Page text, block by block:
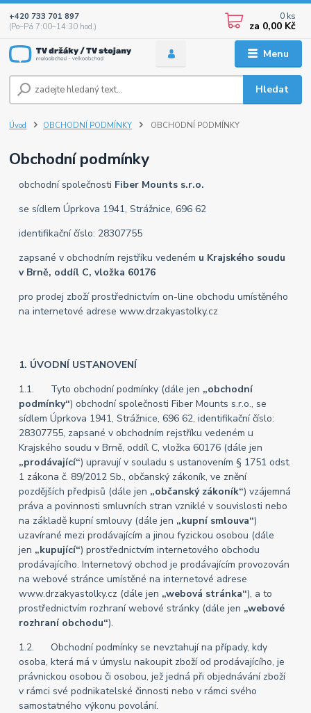
Menu
Hledat
+420 733 701 897
(Po–Pá 7:00–14:30 hod.)
0 ks
za 0,00 Kč
Úvod OBCHODNÍ PODMÍNKY OBCHODNÍ PODMÍNKY
Obchodní podmínky
obchodní společnosti Fiber Mounts s.r.o.
se sídlem Úprkova 1941, Strážnice, 696 62
identifikační číslo: 28307755
zapsané v obchodním rejstříku vedeném u Krajského soudu
v Brně, oddíl C, vložka 60176
pro prodej zboží prostřednictvím on-line obchodu umístěného
na internetové adrese www.drzakyastolky.cz
1. ÚVODNÍ USTANOVENÍ
1.1. Tyto obchodní podmínky (dále jen „obchodní
podmínky“) obchodní společnosti Fiber Mounts s.r.o., se
sídlem Úprkova 1941, Strážnice, 696 62, identifikační číslo:
28307755, zapsané v obchodním rejstříku vedeném u
Krajského soudu v Brně, oddíl C, vložka 60176 (dále jen
„prodávající“) upravují v souladu s ustanovením § 1751 odst.
1 zákona č. 89/2012 Sb., občanský zákoník, ve znění
pozdějších předpisů (dále jen „občanský zákoník“) vzájemná
práva a povinnosti smluvních stran vzniklé v souvislosti nebo
na základě kupní smlouvy (dále jen „kupní smlouva“)
uzavírané mezi prodávajícím a jinou fyzickou osobou (dále
jen „kupující“) prostřednictvím internetového obchodu
prodávajícího. Internetový obchod je prodávajícím provozován
na webové stránce umístěné na internetové adrese
www.drzakyastolky.cz (dále jen „webová stránka“), a to
prostřednictvím rozhraní webové stránky (dále jen „webové
rozhraní obchodu“).
1.2. Obchodní podmínky se nevztahují na případy, kdy
osoba, která má v úmyslu nakoupit zboží od prodávajícího, je
právnickou osobou či osobou, jež jedná při objednávání zboží
v rámci své podnikatelské činnosti nebo v rámci svého
samostatného výkonu povolání.